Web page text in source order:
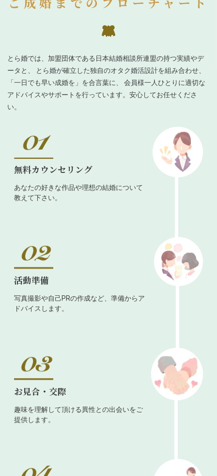
とら婚では、加盟団体である日本結婚相談所連盟の持つ実績やデ
ータと、 とら婚が確立した独自のオタク婚活設計を組み合わせ、
「一日でも早い成婚を」を合言葉に、 会員様一人ひとりに適切な
アドバイスやサポートを行っています。安心してお任せくださ
い。
無料カウンセリング
あなたの好きな作品や理想の結婚について
教えて下さい。
活動準備
写真撮影や自己PRの作成など、準備からア
ドバイスします。
お見合・交際
趣味を理解して頂ける異性との出会いをご
提供します。